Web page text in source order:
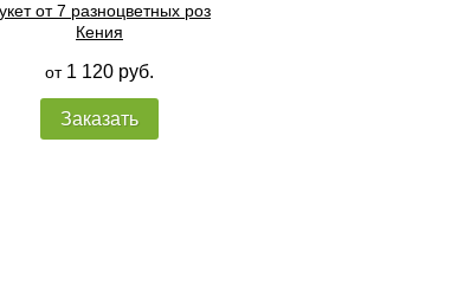
от 7 разноцветных роз
Кения
от 1 120 руб.
Заказать